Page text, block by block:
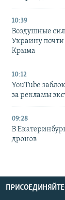
10:39
Воздушные
Украину почти
Крыма
10:12
YouTube
за рекламы
09:28
В
дронов